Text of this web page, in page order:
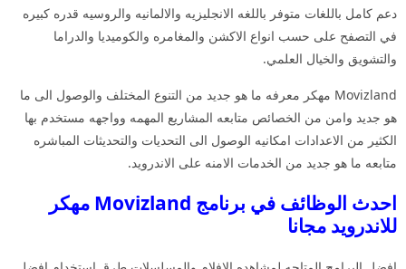
دعم كامل باللغات متوفر باللغه الانجليزيه والالمانيه والروسيه قدره كبيره
في التصفح على حسب انواع الاكشن والمغامره والكوميديا والدراما
والتشويق والخيال العلمي.
Movizland مهكر معرفه ما هو جديد من التنوع المختلف والوصول الى ما
هو جديد وامن من الخصائص متابعه المشاريع المهمه وواجهه مستخدم بها
الكثير من الاعدادات امكانيه الوصول الى التحديات والتحديثات المباشره
متابعه ما هو جديد من الخدمات الامنه على الاندرويد.
احدث الوظائف في برنامج Movizland مهكر
للاندرويد مجانا